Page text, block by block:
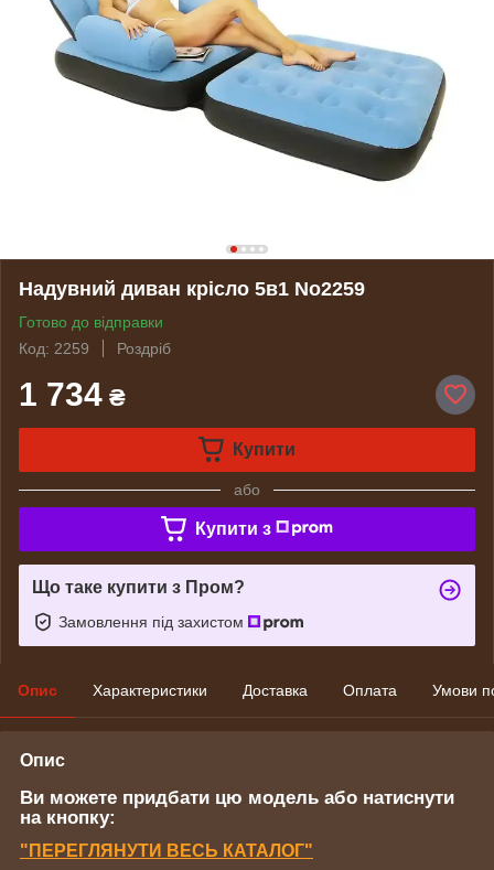
Надувний диван крісло 5в1 No2259
Готово до відправки
Код: 2259
Роздріб
1 734 ₴
Купити
або
Купити з
Що таке купити з Пром?
Замовлення під захистом
Опис Характеристики Доставка Оплата Умови
Опис
Ви можете придбати цю модель або натиснути
на кнопку:
"ПЕРЕГЛЯНУТИ ВЕСЬ КАТАЛОГ"